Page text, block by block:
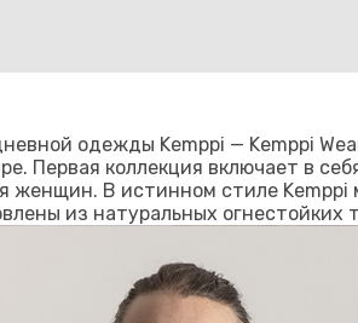
одежды Kemppi — Kemppi
Первая коллекция включает в
женщин. В истинном стиле
из натуральных огнестойких